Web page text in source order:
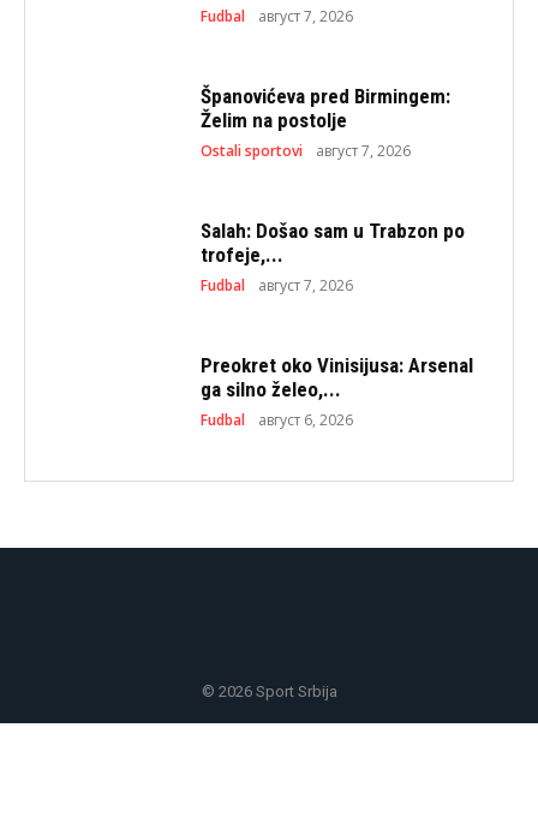
Fudbal август 7, 2026
Španovićeva pred Birmingem:
Želim na postolje
Ostali sportovi август 7, 2026
Salah: Došao sam u Trabzon po
trofeje,...
Fudbal август 7, 2026
Preokret oko Vinisijusa: Arsenal
ga silno želeo,...
Fudbal август 6, 2026
© 2026 Sport Srbija